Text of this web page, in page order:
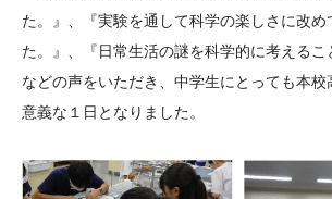
た。』、『実験を通して科学の楽しさに改め
た。』、『日常生活の謎を科学的に考えるこ
などの声をいただき、中学生にとっても本
意義な１日となりました。